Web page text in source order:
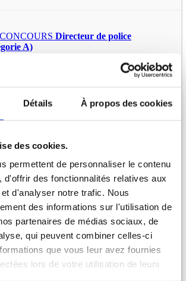
Détails À propos des cookies
des cookies.
permettent de personnaliser le contenu
d'offrir des fonctionnalités relatives aux
d'analyser notre trafic. Nous
des informations sur l'utilisation de
partenaires de médias sociaux, de
qui peuvent combiner celles-ci
que vous leur avez fournies
lors de votre utilisation de leurs
Directeur de police
A)
Chef de service de police
B)
Gardien de police
C)
EXAMENS
Chef de service de police
de 1ère classe (catégorie B)
EXAMENSChef de service de police
de 2ème classe (catégorie B)
EXAMENSChef de service de police
interne (catégorie B)